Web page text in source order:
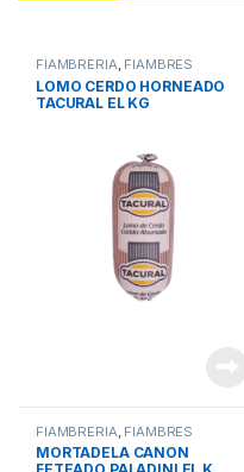
FIAMBRERIA, FIAMBRES
LOMO CERDO HORNEADO
TACURAL EL KG
FIAMBRERIA FIAMBRES
MORTADELA CANON